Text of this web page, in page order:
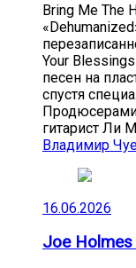
Bring Me The
Your
песен на
спустя
гитарист Ли
Владимир
16.06.2026
Joe